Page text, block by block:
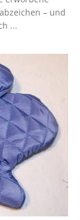
– und
...